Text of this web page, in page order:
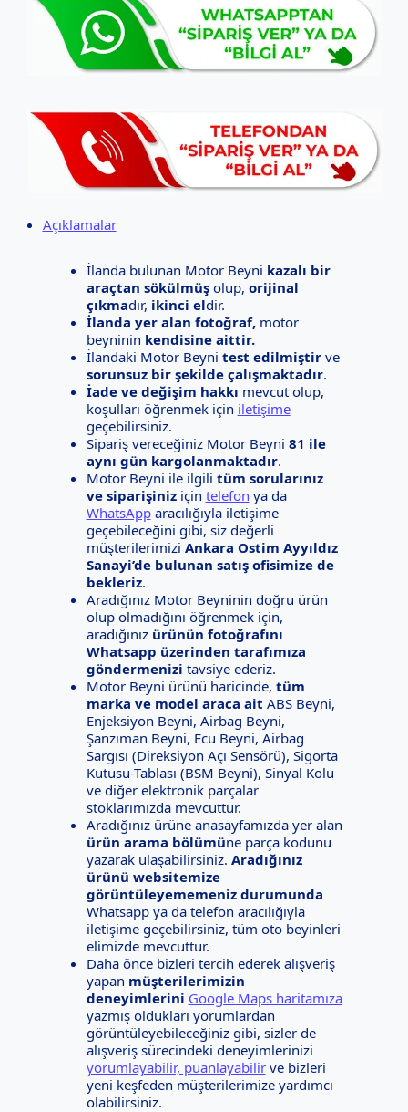
Açıklamalar
İlanda bulunan Motor Beyni kazalı bir
araçtan sökülmüşolup, orijinal
çıkmadır, ikinci eldir.
İlanda yer alan fotoğraf,motor
beyninin kendisine aittir.
İlandaki Motor Beyni test edilmiştirve
sorunsuz bir şekilde çalışmaktadır.
İade ve değişim hakkı mevcut olup,
koşulları öğrenmek için iletişime
geçebilirsiniz.
Sipariş vereceğiniz Motor Beyni 81 ile
aynı gün kargolanmaktadır.
Motor Beyni ile ilgili tüm sorularınız
ve siparişiniziçin telefon ya da
WhatsApparacılığıyla iletişime
geçebileceğini gibi, siz değerli
müşterilerimizi Ankara Ostim Ayyıldız
Sanayi’de bulunan satış ofisimize de
bekleriz.
Aradığınız Motor Beyninin doğru ürün
olup olmadığını öğrenmek için,
aradığınız ürünün fotoğrafını
Whatsapp üzerinden tarafımıza
göndermenizi tavsiye ederiz.
Motor Beyni ürünü haricinde, tüm
marka ve model araca ait ABS Beyni,
Enjeksiyon Beyni, Airbag Beyni,
Şanzıman Beyni, Ecu Beyni, Airbag
Sargısı (Direksiyon Açı Sensörü), Sigorta
Kutusu-Tablası (BSM Beyni), Sinyal Kolu
ve diğer elektronik parçalar
stoklarımızda mevcuttur.
Aradığınız ürüne anasayfamızda yer alan
ürün arama bölümüne parça kodunu
yazarak ulaşabilirsiniz. Aradığınız
ürünü websitemize
görüntüleyememeniz durumunda
Whatsapp ya da telefon aracılığıyla
iletişime geçebilirsiniz, tüm oto beyinleri
elimizde mevcuttur.
Daha önce bizleri tercih ederek alışveriş
yapan müşterilerimizin
deneyimlerini Google Maps haritamıza
yazmış oldukları yorumlardan
görüntüleyebileceğiniz gibi, sizler de
alışveriş sürecindeki deneyimlerinizi
yorumlayabilir, puanlayabilirve bizleri
yeni keşfeden müşterilerimize yardımcı
olabilirsiniz.